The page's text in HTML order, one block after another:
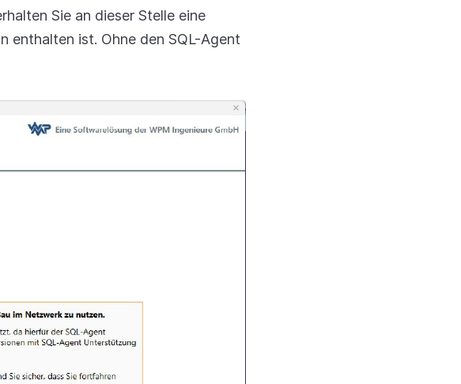
Sie an dieser Stelle eine
enthalten ist. Ohne den SQL-Agent